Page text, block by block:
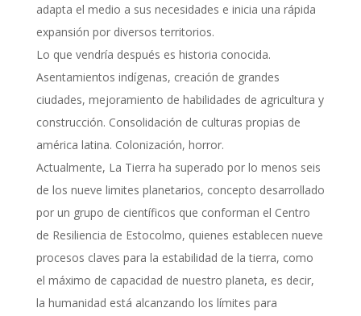
adapta el medio a sus necesidades e inicia una rápida
expansión por diversos territorios.
Lo que vendría después es historia conocida.
Asentamientos indígenas, creación de grandes
ciudades, mejoramiento de habilidades de agricultura y
construcción. Consolidación de culturas propias de
américa latina. Colonización, horror.
Actualmente, La Tierra ha superado por lo menos seis
de los nueve limites planetarios, concepto desarrollado
por un grupo de científicos que conforman el Centro
de Resiliencia de Estocolmo, quienes establecen nueve
procesos claves para la estabilidad de la tierra, como
el máximo de capacidad de nuestro planeta, es decir,
la humanidad está alcanzando los límites para